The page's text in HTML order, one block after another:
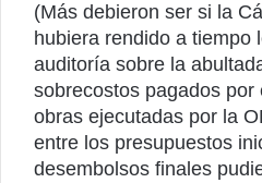
(Más debieron ser si la
hubiera rendido a tiempo
auditoría sobre la
sobrecostos pagados
obras ejecutadas por la
entre los presupuestos
desembolsos finales